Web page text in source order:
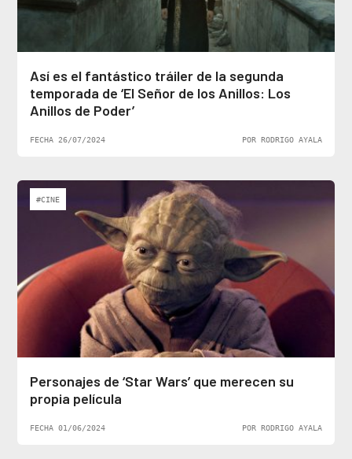
Así es el fantástico tráiler de la segunda
temporada de ‘El Señor de los Anillos: Los
Anillos de Poder’
FECHA 26/07/2024 POR RODRIGO AYALA
#CINE
Personajes de ‘Star Wars’ que merecen su
propia película
FECHA 01/06/2024 POR RODRIGO AYALA